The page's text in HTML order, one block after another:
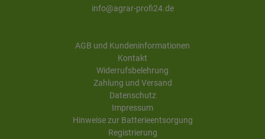
info@agrar-profi24.de
AGB und Kundeninformationen
Kontakt
Widerrufsbelehrung
Zahlung und Versand
Datenschutz
Impressum
Hinweise zur Batterieentsorgung
Registrierung